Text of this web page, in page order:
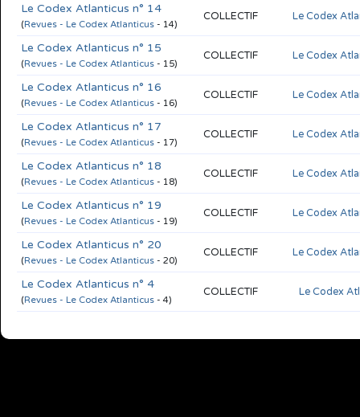
Le Codex Atlanticus n° 14
(Revues - Le Codex Atlanticus - 14)
COLLECTIF Le Codex
Le Codex Atlanticus n° 15
(Revues - Le Codex Atlanticus - 15)
COLLECTIF Le Codex
Le Codex Atlanticus n° 16
(Revues - Le Codex Atlanticus - 16)
COLLECTIF Le Codex
Le Codex Atlanticus n° 17
(Revues - Le Codex Atlanticus - 17)
COLLECTIF Le Codex
Le Codex Atlanticus n° 18
(Revues - Le Codex Atlanticus - 18)
COLLECTIF Le Codex
Le Codex Atlanticus n° 19
(Revues - Le Codex Atlanticus - 19)
COLLECTIF Le Codex
Le Codex Atlanticus n° 20
(Revues - Le Codex Atlanticus - 20)
COLLECTIF Le Codex
Le Codex Atlanticus n° 4
(Revues - Le Codex Atlanticus - 4)
COLLECTIF Le Codex